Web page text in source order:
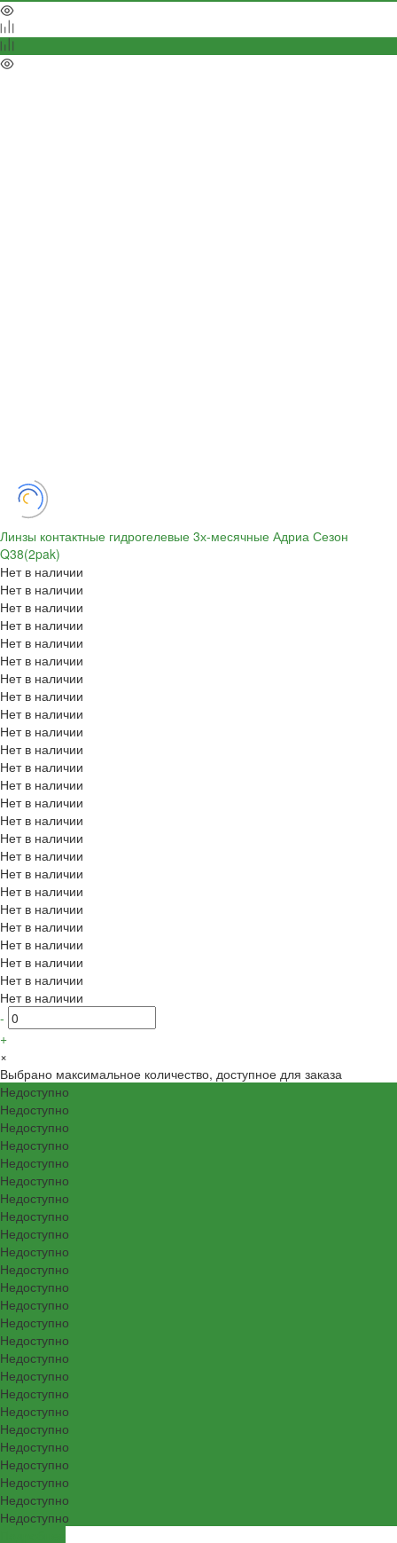
Линзы контактные гидрогелевые 3х-месячные Адриа Сезон
Q38(2pak)
Нет в наличии
Нет в наличии
Нет в наличии
Нет в наличии
Нет в наличии
Нет в наличии
Нет в наличии
Нет в наличии
Нет в наличии
Нет в наличии
Нет в наличии
Нет в наличии
Нет в наличии
Нет в наличии
Нет в наличии
Нет в наличии
Нет в наличии
Нет в наличии
Нет в наличии
Нет в наличии
Нет в наличии
Нет в наличии
Нет в наличии
Нет в наличии
Нет в наличии
-
+
×
Выбрано максимальное количество, доступное для заказа
Недоступно
Недоступно
Недоступно
Недоступно
Недоступно
Недоступно
Недоступно
Недоступно
Недоступно
Недоступно
Недоступно
Недоступно
Недоступно
Недоступно
Недоступно
Недоступно
Недоступно
Недоступно
Недоступно
Недоступно
Недоступно
Недоступно
Недоступно
Недоступно
Недоступно